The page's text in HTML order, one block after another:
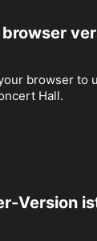
browser to
Hall.
Version